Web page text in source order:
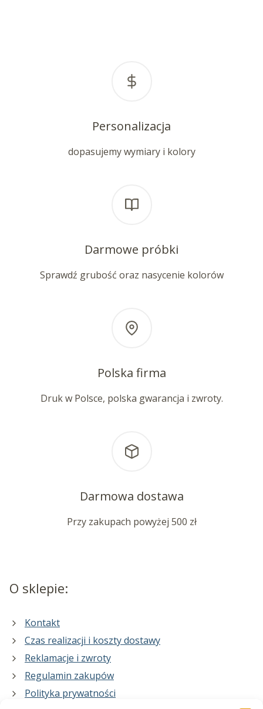
Personalizacja
dopasujemy wymiary i kolory
Darmowe próbki
Sprawdź grubość oraz nasycenie kolorów
Polska firma
Druk w Polsce, polska gwarancja i zwroty.
Darmowa dostawa
Przy zakupach powyżej 500 zł
O sklepie:
Kontakt
Czas realizacji i koszty dostawy
Reklamacje i zwroty
Regulamin zakupów
Polityka prywatności